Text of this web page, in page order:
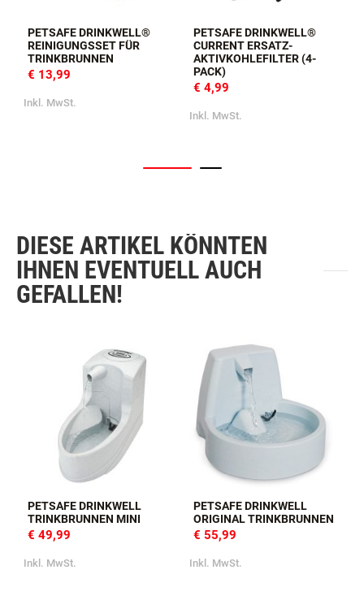
PETSAFE DRINKWELL®
REINIGUNGSSET FÜR
TRINKBRUNNEN
€ 13,99
Inkl. MwSt.
PETSAFE DRINKWELL®
CURRENT ERSATZ-
AKTIVKOHLEFILTER (4-
PACK)
€ 4,99
Inkl. MwSt.
DIESE ARTIKEL KÖNNTEN
IHNEN EVENTUELL AUCH
GEFALLEN!
PETSAFE DRINKWELL
TRINKBRUNNEN MINI
€ 49,99
Inkl. MwSt.
PETSAFE DRINKWELL
ORIGINAL TRINKBRUNNEN
€ 55,99
Inkl. MwSt.